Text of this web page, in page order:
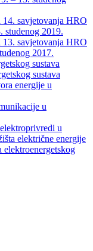
savjetovanja HRO
studenog 2019.
savjetovanja HRO
2017.
sustava
sustava
energije u
u
u
električne energije
elektroenergetskog